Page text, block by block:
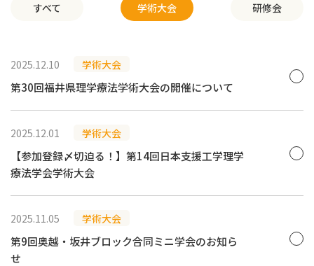
すべて 学術大会 研修会
2025.12.10 学術大会
第30回福井県理学療法学術大会の開催について
2025.12.01 学術大会
【参加登録〆切迫る！】第14回日本支援工学理学
療法学会学術大会
2025.11.05 学術大会
第9回奥越・坂井ブロック合同ミニ学会のお知ら
せ